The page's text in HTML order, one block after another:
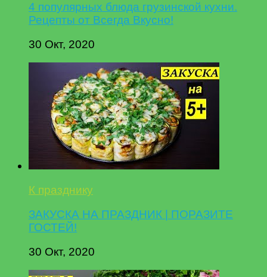
4 популярных блюда грузинской кухни.
Рецепты от Всегда Вкусно!
30 Окт, 2020
К празднику
ЗАКУСКА НА ПРАЗДНИК | ПОРАЗИТЕ
ГОСТЕЙ!
30 Окт, 2020